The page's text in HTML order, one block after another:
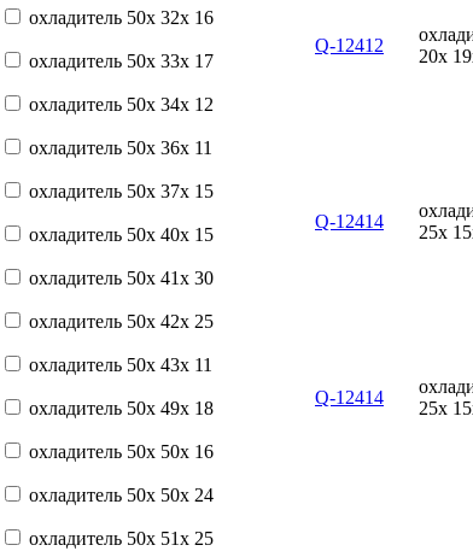
охладитель 50x 32x 16
охладитель 50x 33x 17
охладитель 50x 34x 12
охладитель 50x 36x 11
охладитель 50x 37x 15
охладитель 50x 40x 15
охладитель 50x 41x 30
охладитель 50x 42x 25
охладитель 50x 43x 11
охладитель 50x 49x 18
охладитель 50x 50x 16
охладитель 50x 50x 24
охладитель 50x 51x 25
Q-12412
20x
Q-12414
25x
Q-12414
25x